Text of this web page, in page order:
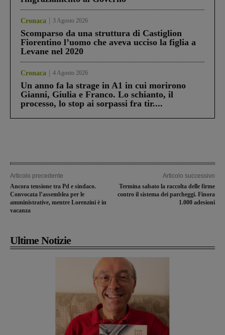
Cronaca 3 Agosto 2026
Scomparso da una struttura di Castiglion
Fiorentino l’uomo che aveva ucciso la figlia a
Levane nel 2020
Cronaca 4 Agosto 2026
Un anno fa la strage in A1 in cui morirono
Gianni, Giulia e Franco. Lo schianto, il
processo, lo stop ai sorpassi fra tir....
Articolo precedente
Ancora tensione tra Pd e sindaco.
Convocata l’assemblea per le
amministrative, mentre Lorenzini è in
vacanza
Articolo successivo
Termina sabato la raccolta delle firme
contro il sistema dei parcheggi. Finora
1.000 adesioni
Ultime Notizie